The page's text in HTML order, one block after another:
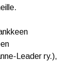
Leader ry.),